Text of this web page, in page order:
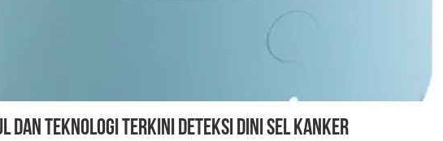
dan Teknologi Terkini Deteksi Dini Sel Kanker